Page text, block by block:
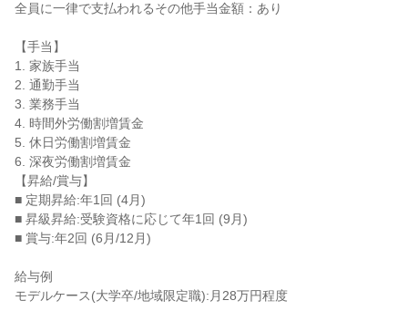
全員に一律で支払われるその他手当金額：あり
【手当】
1. 家族手当
2. 通勤手当
3. 業務手当
4. 時間外労働割増賃金
5. 休日労働割増賃金
6. 深夜労働割増賃金
【昇給/賞与】
■ 定期昇給:年1回 (4月)
■ 昇級昇給:受験資格に応じて年1回 (9月)
■ 賞与:年2回 (6月/12月)
給与例
モデルケース(大学卒/地域限定職):月28万円程度